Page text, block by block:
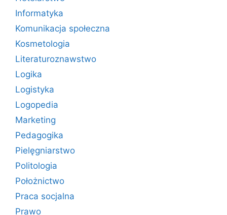
Informatyka
Komunikacja społeczna
Kosmetologia
Literaturoznawstwo
Logika
Logistyka
Logopedia
Marketing
Pedagogika
Pielęgniarstwo
Politologia
Położnictwo
Praca socjalna
Prawo